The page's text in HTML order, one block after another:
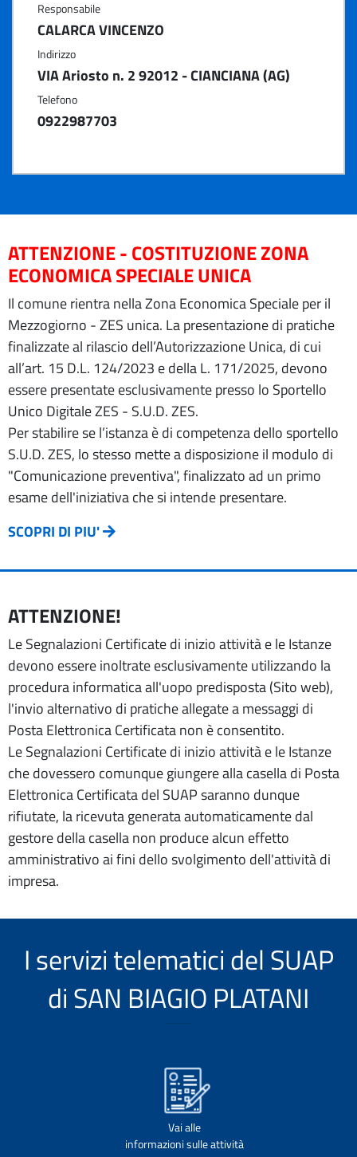
Responsabile
CALARCA VINCENZO
Indirizzo
VIA Ariosto n. 2 92012 - CIANCIANA (AG)
Telefono
0922987703
ATTENZIONE - COSTITUZIONE ZONA
ECONOMICA SPECIALE UNICA
Il comune rientra nella Zona Economica Speciale per il
Mezzogiorno - ZES unica. La presentazione di pratiche
finalizzate al rilascio dell’Autorizzazione Unica, di cui
all’art. 15 D.L. 124/2023 e della L. 171/2025, devono
essere presentate esclusivamente presso lo Sportello
Unico Digitale ZES - S.U.D. ZES.
Per stabilire se l’istanza è di competenza dello sportello
S.U.D. ZES, lo stesso mette a disposizione il modulo di
"Comunicazione preventiva", finalizzato ad un primo
esame dell'iniziativa che si intende presentare.
SCOPRI DI PIU'
ATTENZIONE!
Le Segnalazioni Certificate di inizio attività e le Istanze
devono essere inoltrate esclusivamente utilizzando la
procedura informatica all'uopo predisposta (Sito web),
l'invio alternativo di pratiche allegate a messaggi di
Posta Elettronica Certificata non è consentito.
Le Segnalazioni Certificate di inizio attività e le Istanze
che dovessero comunque giungere alla casella di Posta
Elettronica Certificata del SUAP saranno dunque
rifiutate, la ricevuta generata automaticamente dal
gestore della casella non produce alcun effetto
amministrativo ai fini dello svolgimento dell'attività di
impresa.
I servizi telematici del SUAP
di SAN BIAGIO PLATANI
Vai alle
informazioni sulle attività